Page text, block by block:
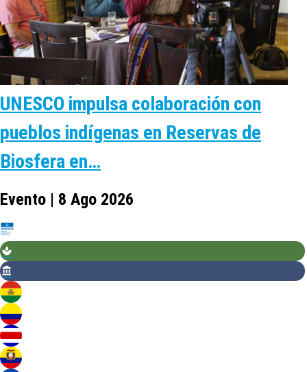
UNESCO impulsa colaboración con
pueblos indígenas en Reservas de
Biosfera en…
Evento | 8 Ago 2026